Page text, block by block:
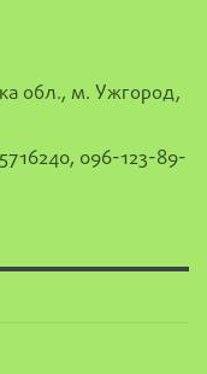
обл., м. Ужгород,
096-123-89-